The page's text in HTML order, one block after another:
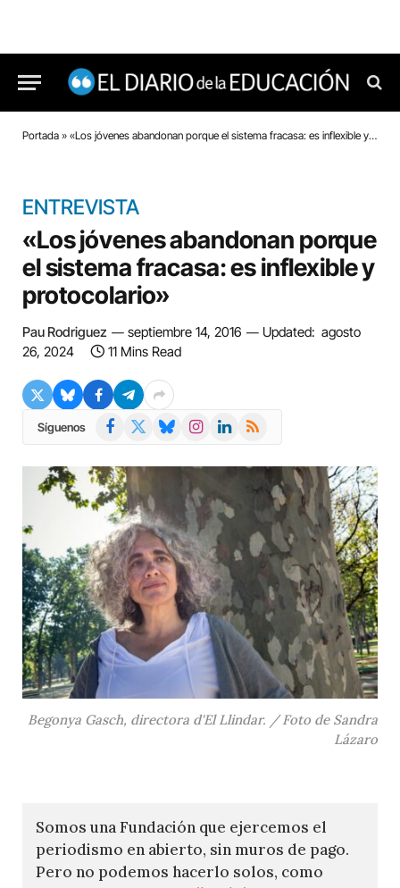
Portada » «Los jóvenes abandonan porque el sistema fracasa: es inflexible y protocolario»
ENTREVISTA
«Los jóvenes abandonan porque
el sistema fracasa: es inflexible y
protocolario»
Pau Rodriguez septiembre 14, 2016 Updated: agosto
26, 2024
11 Mins Read
Síguenos Facebook BlueskyInstagramLinkedIn
RSS
Begonya Gasch, directora d'El Llindar. / Foto de Sandra
Lázaro
Somos una Fundación que ejercemos el
periodismo en abierto, sin muros de pago.
Pero no podemos hacerlo solos, como